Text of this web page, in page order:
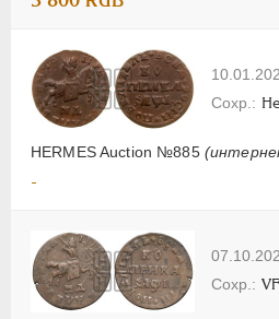
HERMES Auction №885
-